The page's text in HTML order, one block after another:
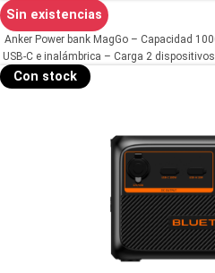
Sin existencias
Anker Power bank MagGo – Capacidad 10000mAh – Entrada 1x
USB-C e inalámbrica – Carga 2
Con stock